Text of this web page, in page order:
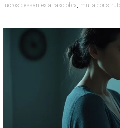
lucros cessantes atraso obra, multa